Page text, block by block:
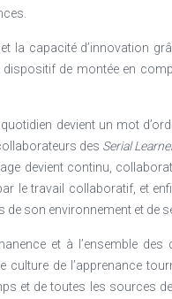
la capacité d’innovation
dispositif de montée en
devient un mot
des Serial
devient continu,
le travail collaboratif, et
son environnement et de
et à l’ensemble des
culture de l’apprenance
et de toutes les sources